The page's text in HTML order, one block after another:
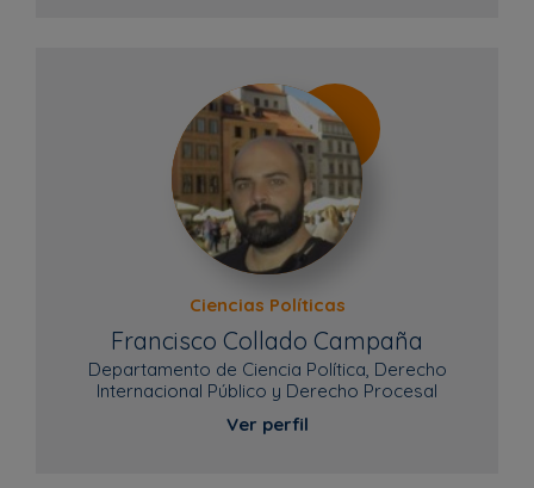
Ciencias Políticas
Francisco Collado Campaña
Departamento de Ciencia Política, Derecho
Internacional Público y Derecho Procesal
Ver perfil